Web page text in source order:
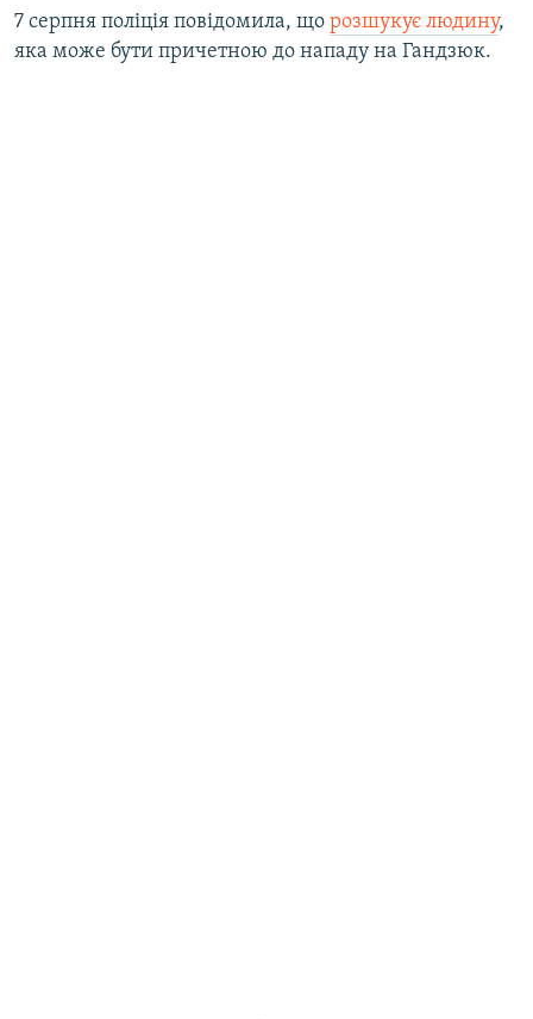
7 серпня поліція повідомила, що розшукує людину,
яка може бути причетною до нападу на Гандзюк.